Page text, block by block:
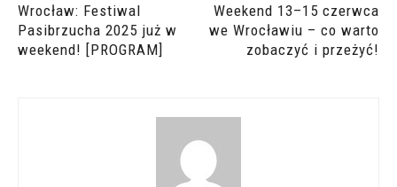
Wrocław: Festiwal
Pasibrzucha 2025 już w
weekend! [PROGRAM]
Weekend 13–15 czerwca
we Wrocławiu – co warto
zobaczyć i przeżyć!